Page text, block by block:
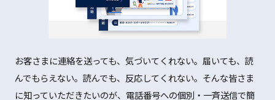
お客さまに連絡を送っても、気づいてくれない。届いても、読
んでもらえない。読んでも、反応してくれない。そんな皆さま
に知っていただきたいのが、電話番号への個別・一斉送信で簡